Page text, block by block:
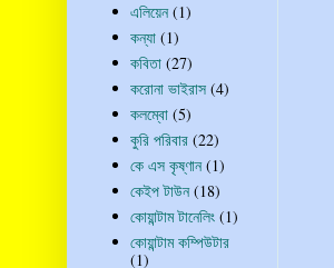
এলিয়েন (1)
কন্যা (1)
কবিতা (27)
করোনা ভাইরাস (4)
কলম্বো (5)
কুরি পরিবার (22)
কে এস কৃষ্ণান (1)
কেইপ টাউন (18)
কোয়ান্টাম টানেলিং (1)
কোয়ান্টাম কম্পিউটার
(1)